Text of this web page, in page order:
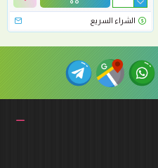
الشراء السريع